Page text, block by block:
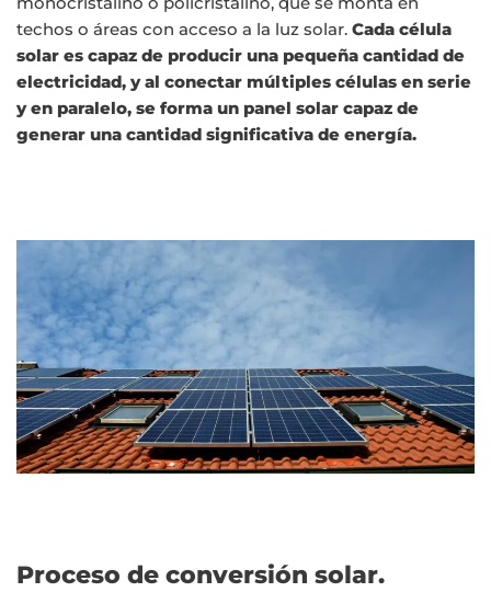
techos o áreas con acceso a la luz solar. Cada célula
solar es capaz de producir una pequeña cantidad de
electricidad, y al conectar múltiples células en serie
y en paralelo, se forma un panel solar capaz de
generar una cantidad significativa de energía.
Proceso de conversión solar.